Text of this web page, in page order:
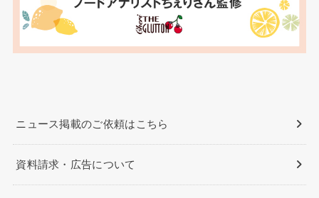
ニュース掲載のご依頼はこちら
資料請求・広告について